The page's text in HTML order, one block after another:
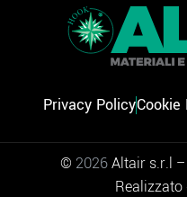
Privacy PolicyCookie
© 2026Altair s.r.l –
Realizzato